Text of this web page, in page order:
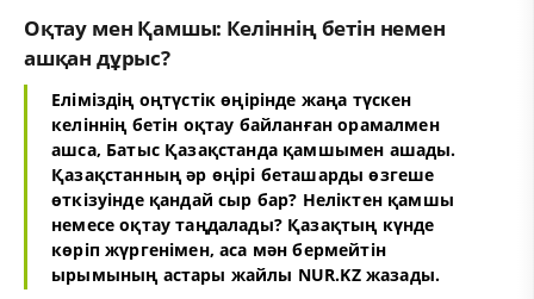
Оқтау мен Қамшы: Келіннің бетін немен
ашқан дұрыс?
Еліміздің оңтүстік өңірінде жаңа түскен
келіннің бетін оқтау байланған орамалмен
ашса, Батыс Қазақстанда қамшымен ашады.
Қазақстанның әр өңірі беташарды өзгеше
өткізуінде қандай сыр бар? Неліктен қамшы
немесе оқтау таңдалады? Қазақтың күнде
көріп жүргенімен, аса мән бермейтін
ырымының астары жайлы NUR.KZ жазады.